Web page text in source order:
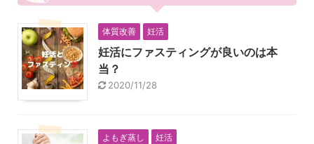
体質改善 妊活
妊活にファスティングが良いのは本
当？
2020/11/28
よもぎ蒸し 妊活